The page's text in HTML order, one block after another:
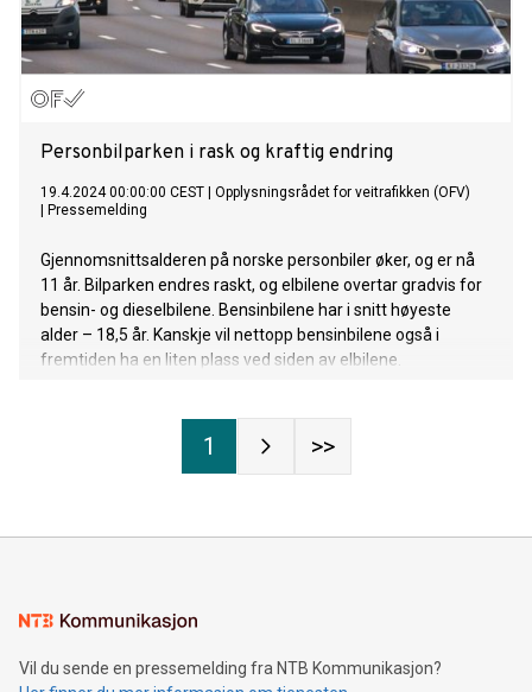
Personbilparken i rask og kraftig endring
19.4.2024 00:00:00 CEST
Opplysningsrådet for veitrafikken (OFV)
Pressemelding
Gjennomsnittsalderen på norske personbiler øker, og er nå
11 år. Bilparken endres raskt, og elbilene overtar gradvis for
bensin- og dieselbilene. Bensinbilene har i snitt høyeste
alder – 18,5 år. Kanskje vil nettopp bensinbilene også i
fremtiden ha en liten plass ved siden av elbilene.
1 >>
Vil du sende en pressemelding fra NTB Kommunikasjon?